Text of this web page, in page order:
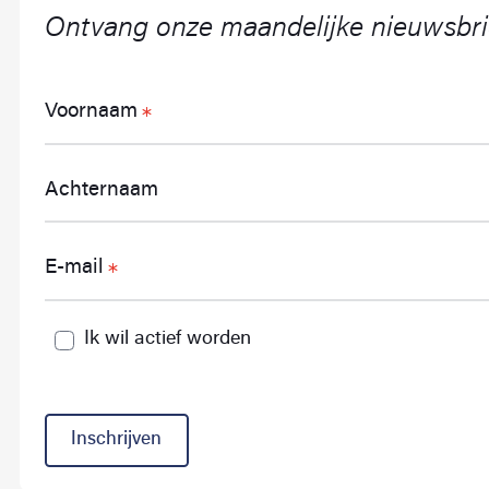
Ontvang onze maandelijke
Voornaam
Achternaam
E-mail
Ik wil actief worden
Inschrijven